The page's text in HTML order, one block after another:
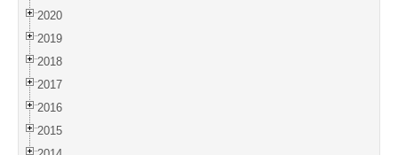
2020
2019
2018
2017
2016
2015